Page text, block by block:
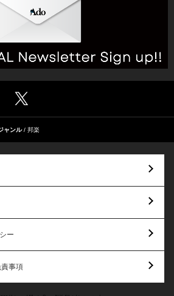
ャンル 邦楽
ー
事項